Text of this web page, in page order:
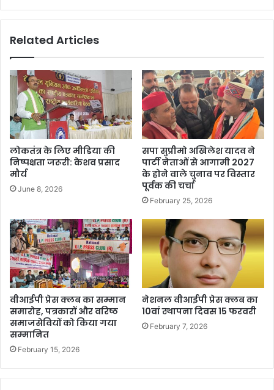
Related Articles
लोकतंत्र के लिए मीडिया की
निष्पक्षता जरूरी: केशव प्रसाद
मौर्य
June 8, 2026
सपा सुप्रीमो अखिलेश यादव ने
पार्टी नेताओं से आगामी 2027
के होने वाले चुनाव पर विस्तार
पूर्वक की चर्चा
February 25, 2026
वीआईपी प्रेस क्लब का सम्मान
समारोह, पत्रकारों और वरिष्ठ
समाजसेवियों को किया गया
सम्मानित
February 15, 2026
नेशनल वीआईपी प्रेस क्लब का
10वां स्थापना दिवस 15 फरवरी
February 7, 2026